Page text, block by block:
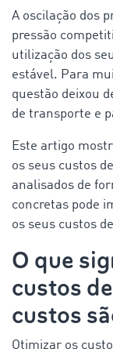
A oscilação dos
pressão
utilização dos
estável. Para
questão deixou
de transporte e
Este artigo
os seus custos
analisados de
concretas pode
os seus custos
O que
custos
custos
Otimizar os